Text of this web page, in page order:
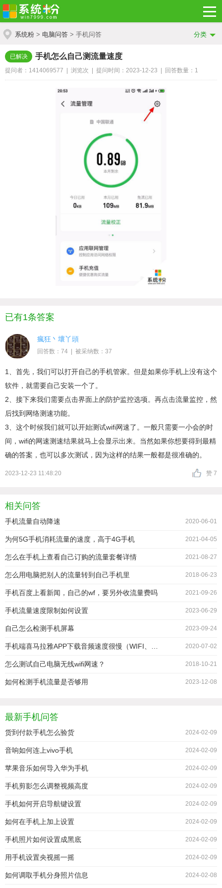
系统粉 > 电脑问答 > 手机问答 分类
已解决 手机怎么自己测流量速度
提问者：1414069577 | 浏览次 | 提问时间：2023-12-23 | 回答数量：1
已有1条答案
瘋狂丶壞丫頭
回答数：74 | 被采纳数：37
1、首先，我们可以打开自己的手机管家。但是如果你手机上没有这个
软件，就需要自己安装一个了。
2、接下来我们需要点击界面上的防护监控选项。再点击流量监控，然
后找到网络测速功能。
3、这个时候我们就可以开始测试wifi网速了。一般只需要一小会的时
间，wifi的网速测速结果就马上会显示出来。当然如果你想要得到最精
确的答案，也可以多次测试，因为这样的结果一般都是很准确的。
2023-12-23 11:48:20 赞 7
相关问答
手机流量自动降速 2020-06-01
为何5G手机消耗流量的速度，高于4G手机 2021-04-05
怎么在手机上查看自己订购的流量套餐详情 2021-08-27
怎么用电脑把别人的流量转到自己手机里 2018-06-23
手机百度上看新闻，自己的wf，要另外收流量费吗 2021-09-26
手机流量速度限制如何设置 2023-06-29
自己怎么检测手机屏幕 2023-09-24
2020-07-02
怎么测试自己电脑无线wifi网速？ 2018-10-21
如何检测手机流量是否够用 2023-12-08
最新手机问答
货到付款手机怎么验货 2024-02-09
音响如何连上vivo手机 2024-02-09
苹果音乐如何导入华为手机 2024-02-09
手机剪影怎么调整视频高度 2024-02-09
手机如何开启导航键设置 2024-02-09
如何在手机上加上设置 2024-02-09
手机照片如何设置成黑底 2024-02-09
用手机设置央视摇一摇 2024-02-09
如何调取手机分身照片信息 2024-02-08